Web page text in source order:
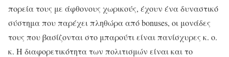
πορεία τους με άφθονους χωρικούς, έχουν ένα δυναστικό
σύστημα που παρέχει πληθώρα από bonuses, οι μονάδες
τους που βασίζονται στο μπαρούτι είναι πανίσχυρες κ. ο.
κ. Η διαφορετικότητα των πολιτισμών είναι και το